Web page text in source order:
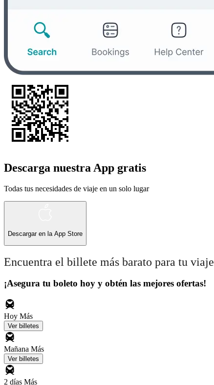
Descarga nuestra App gratis
Todas tus necesidades de viaje en un solo lugar
Descargar en la App Store
Encuentra el billete más barato para tu viaje
¡Asegura tu boleto hoy y obtén las mejores ofertas!
Hoy Más
Ver billetes
Mañana Más
Ver billetes
2 días Más